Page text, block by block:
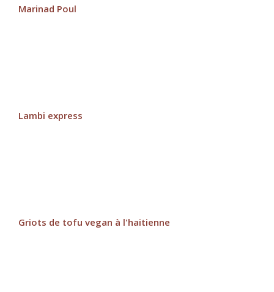
Marinad Poul
Lambi express
Griots de tofu vegan à l'haitienne